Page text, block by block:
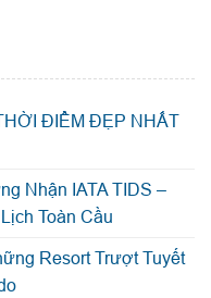
ĐIỂM ĐẸP NHẤT
Nhận IATA TIDS –
Toàn Cầu
Resort Trượt Tuyết